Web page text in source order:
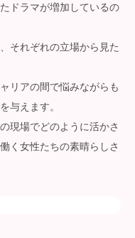
ドラマが増加しているの
それぞれの立場から見た
リアの間で悩みながらも
与えます。
現場でどのように活かさ
く女性たちの素晴らしさ